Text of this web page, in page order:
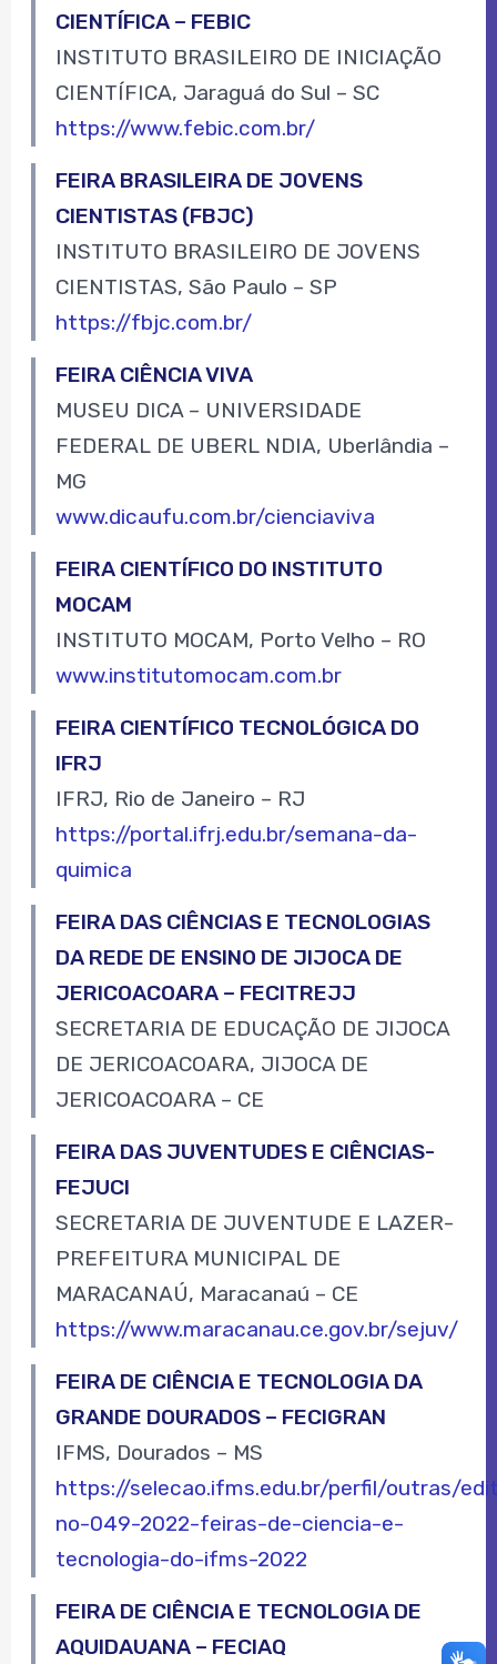
CIENTÍFICA – FEBIC
INSTITUTO BRASILEIRO DE INICIAÇÃO
CIENTÍFICA, Jaraguá do Sul – SC
https://www.febic.com.br/
FEIRA BRASILEIRA DE JOVENS
CIENTISTAS (FBJC)
INSTITUTO BRASILEIRO DE JOVENS
CIENTISTAS, São Paulo – SP
https://fbjc.com.br/
FEIRA CIÊNCIA VIVA
MUSEU DICA – UNIVERSIDADE
FEDERAL DE UBERL NDIA, Uberlândia –
MG
www.dicaufu.com.br/cienciaviva
FEIRA CIENTÍFICO DO INSTITUTO
MOCAM
INSTITUTO MOCAM, Porto Velho – RO
www.institutomocam.com.br
FEIRA CIENTÍFICO TECNOLÓGICA DO
IFRJ
IFRJ, Rio de Janeiro – RJ
https://portal.ifrj.edu.br/semana-da-
quimica
FEIRA DAS CIÊNCIAS E TECNOLOGIAS
DA REDE DE ENSINO DE JIJOCA DE
JERICOACOARA – FECITREJJ
SECRETARIA DE EDUCAÇÃO DE JIJOCA
DE JERICOACOARA, JIJOCA DE
JERICOACOARA – CE
FEIRA DAS JUVENTUDES E CIÊNCIAS-
FEJUCI
SECRETARIA DE JUVENTUDE E LAZER-
PREFEITURA MUNICIPAL DE
MARACANAÚ, Maracanaú – CE
https://www.maracanau.ce.gov.br/sejuv/
FEIRA DE CIÊNCIA E TECNOLOGIA DA
GRANDE DOURADOS – FECIGRAN
IFMS, Dourados – MS
https://selecao.ifms.edu.br/perfil/outras/
no-049-2022-feiras-de-ciencia-e-
tecnologia-do-ifms-2022
FEIRA DE CIÊNCIA E TECNOLOGIA DE
AQUIDAUANA – FECIAQ